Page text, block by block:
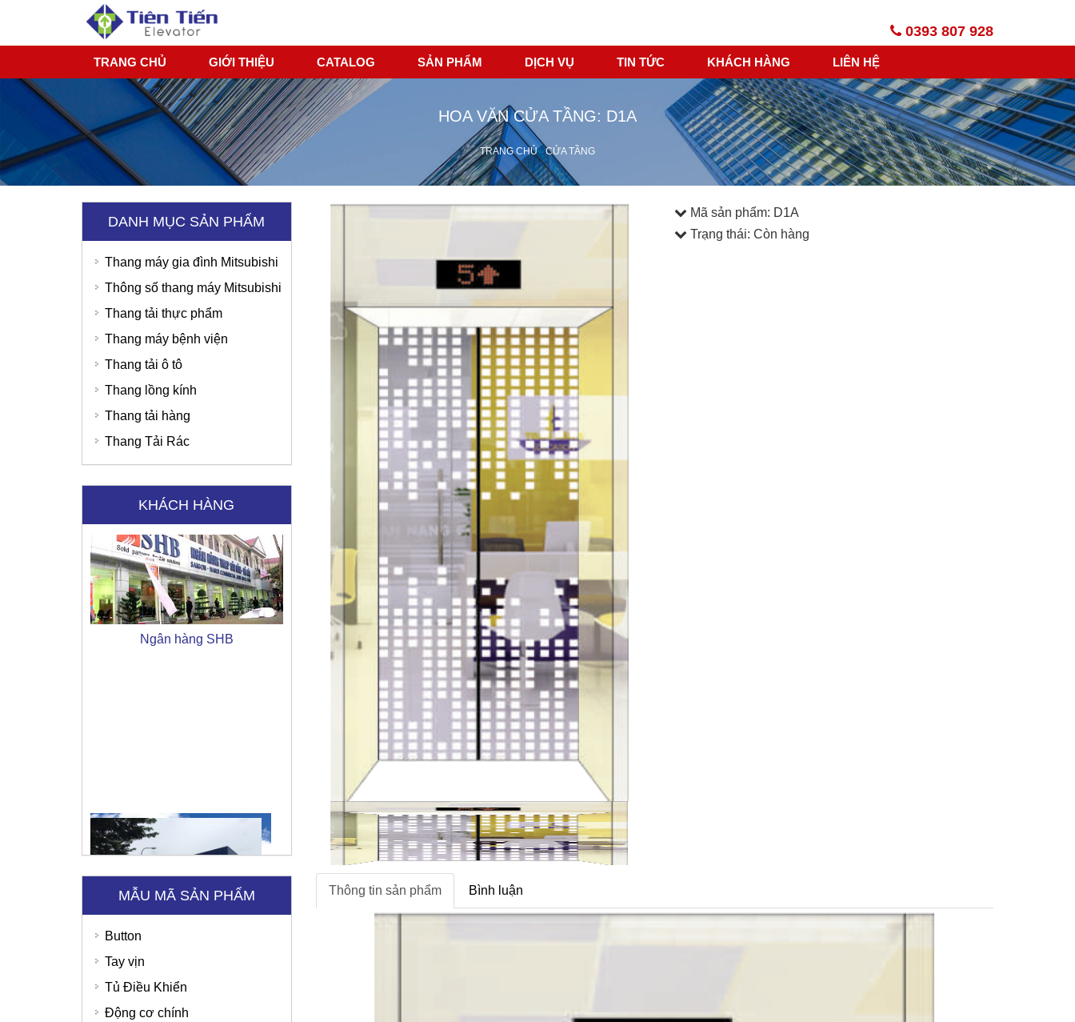
0393 807 928
TRANG CHỦ GIỚI THIỆU CATALOG SẢN PHẨM DỊCH VỤ TIN TỨC KHÁCH HÀNG LIÊN HỆ
HOA VĂN CỬA TẦNG: D1A
TRANG CHỦ CỬA TẦNG
Mã sản phẩm: D1A
Trạng thái: Còn hàng
Thông tin sản phẩm Bình luận
DANH MỤC SẢN PHẨM
Thang máy gia đình Mitsubishi
Thông số thang máy Mitsubishi
Thang tải thực phẩm
Thang máy bệnh viện
Thang tải ô tô
Thang lồng kính
Thang tải hàng
Thang Tải Rác
KHÁCH HÀNG
Ngân hàng SHB
MẪU MÃ SẢN PHẨM
Button
Tay vịn
Tủ Điều Khiển
Động cơ chính